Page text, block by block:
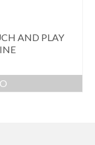
AND PLAY